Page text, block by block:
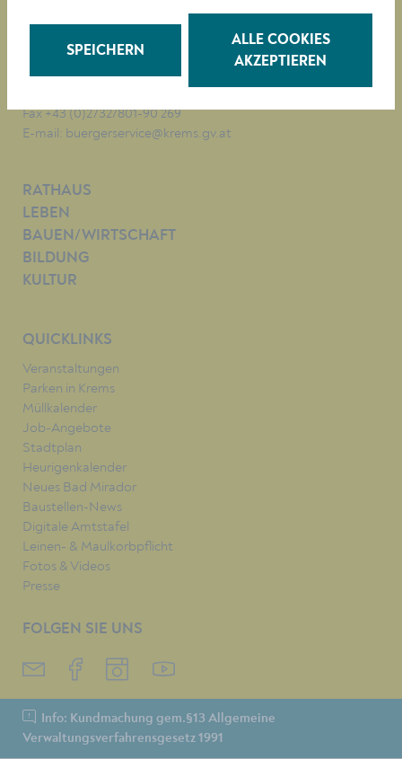
Fax +43 (0)2732/801-90 269
E-mail: buergerservice@krems.gv.at
RATHAUS
LEBEN
BAUEN/WIRTSCHAFT
BILDUNG
KULTUR
QUICKLINKS
Veranstaltungen
Parken in Krems
Müllkalender
Job-Angebote
Stadtplan
Heurigenkalender
Neues Bad Mirador
Baustellen-News
Digitale Amtstafel
Leinen- & Maulkorbpflicht
Fotos & Videos
Presse
FOLGEN SIE UNS
Info: Kundmachung gem.§13 Allgemeine
Verwaltungsverfahrensgesetz 1991
SPEICHERN
ALLE COOKIES
AKZEPTIEREN